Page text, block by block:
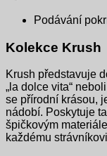
Podávání
Kolekce Krush
Krush představuje
„la dolce vita“
se přírodní krásou,
nádobí. Poskytuje
špičkovým
každému